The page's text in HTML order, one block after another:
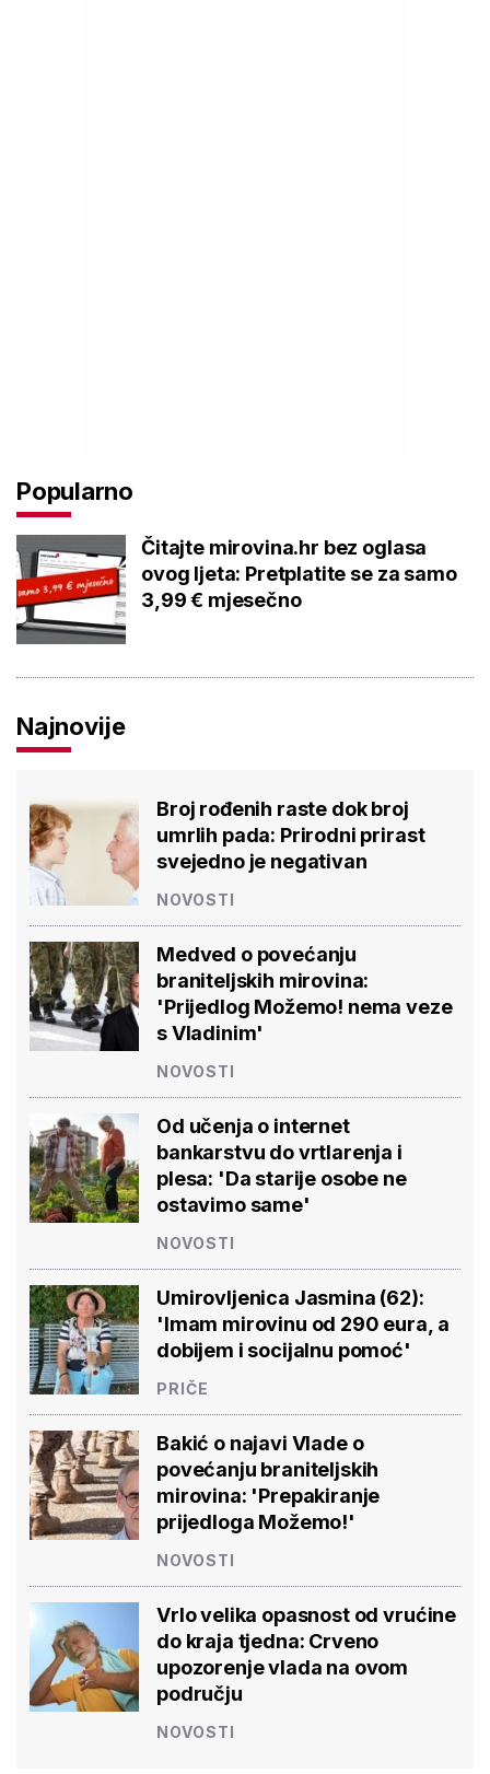
Popularno
Čitajte mirovina.hr bez oglasa
ovog ljeta: Pretplatite se za samo
3,99 € mjesečno
Najnovije
Broj rođenih raste dok broj
umrlih pada: Prirodni prirast
svejedno je negativan
NOVOSTI
Medved o povećanju
braniteljskih mirovina:
'Prijedlog Možemo! nema veze
s Vladinim'
NOVOSTI
Od učenja o internet
bankarstvu do vrtlarenja i
plesa: 'Da starije osobe ne
ostavimo same'
NOVOSTI
Umirovljenica Jasmina (62):
'Imam mirovinu od 290 eura, a
dobijem i socijalnu pomoć'
PRIČE
Bakić o najavi Vlade o
povećanju braniteljskih
mirovina: 'Prepakiranje
prijedloga Možemo!'
NOVOSTI
Vrlo velika opasnost od vrućine
do kraja tjedna: Crveno
upozorenje vlada na ovom
području
NOVOSTI